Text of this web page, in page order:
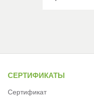
СЕРТИФИКАТЫ
Сертификат